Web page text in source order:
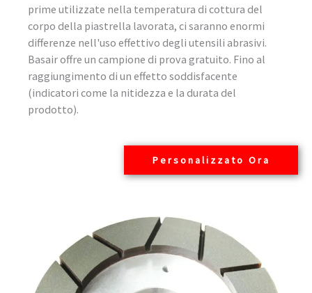
prime utilizzate nella temperatura di cottura del
corpo della piastrella lavorata, ci saranno enormi
differenze nell'uso effettivo degli utensili abrasivi.
Basair offre un campione di prova gratuito. Fino al
raggiungimento di un effetto soddisfacente
(indicatori come la nitidezza e la durata del
prodotto).
Personalizzato Ora